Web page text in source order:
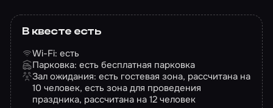
В квесте есть
Wi-Fi: есть
Парковка: есть бесплатная парковка
Зал ожидания: есть гостевая зона, рассчитана на
10 человек, есть зона для проведения
праздника, рассчитана на 12 человек